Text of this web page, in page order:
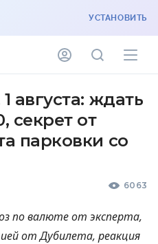
УСТАНОВИТЬ
августа: ждать
секрет от
парковки со
6063
по валюте от эксперта,
от Дубилета, реакция